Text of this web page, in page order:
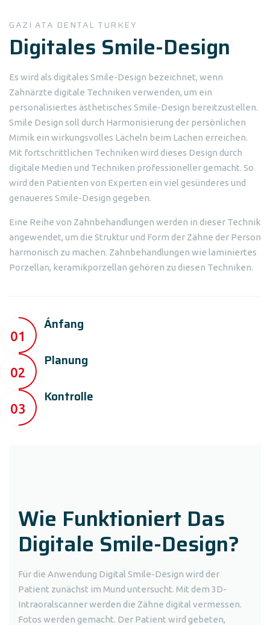
GAZI ATA DENTAL TURKEY
Digitales Smile-Design
Es wird als digitales Smile-Design bezeichnet, wenn
Zahnärzte digitale Techniken verwenden, um ein
personalisiertes ästhetisches Smile-Design bereitzustellen.
Smile Design soll durch Harmonisierung der persönlichen
Mimik ein wirkungsvolles Lächeln beim Lachen erreichen.
Mit fortschrittlichen Techniken wird dieses Design durch
digitale Medien und Techniken professioneller gemacht. So
wird den Patienten von Experten ein viel gesünderes und
genaueres Smile-Design gegeben.
Eine Reihe von Zahnbehandlungen werden in dieser Technik
angewendet, um die Struktur und Form der Zähne der Person
harmonisch zu machen. Zahnbehandlungen wie laminiertes
Porzellan, keramikporzellan gehören zu diesen Techniken.
01
Ánfang
02
Planung
03
Kontrolle
Wie Funktioniert Das
Digitale Smile-Design?
Für die Anwendung Digital Smile-Design wird der
Patient zunächst im Mund untersucht. Mit dem 3D-
Intraoralscanner werden die Zähne digital vermessen.
Fotos werden gemacht. Der Patient wird gebeten,